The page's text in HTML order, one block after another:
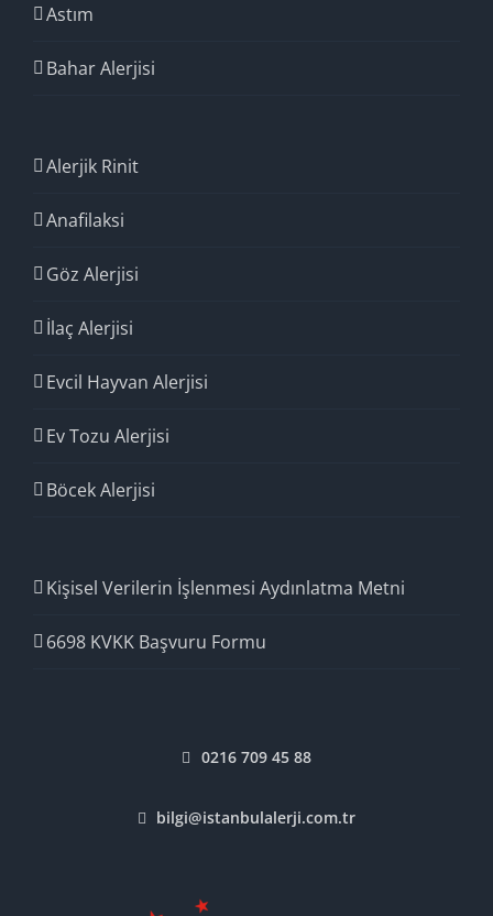
Astım
Bahar Alerjisi
Alerjik Rinit
Anafilaksi
Göz Alerjisi
İlaç Alerjisi
Evcil Hayvan Alerjisi
Ev Tozu Alerjisi
Böcek Alerjisi
Kişisel Verilerin İşlenmesi Aydınlatma Metni
6698 KVKK Başvuru Formu
0216 709 45 88
bilgi@istanbulalerji.com.tr